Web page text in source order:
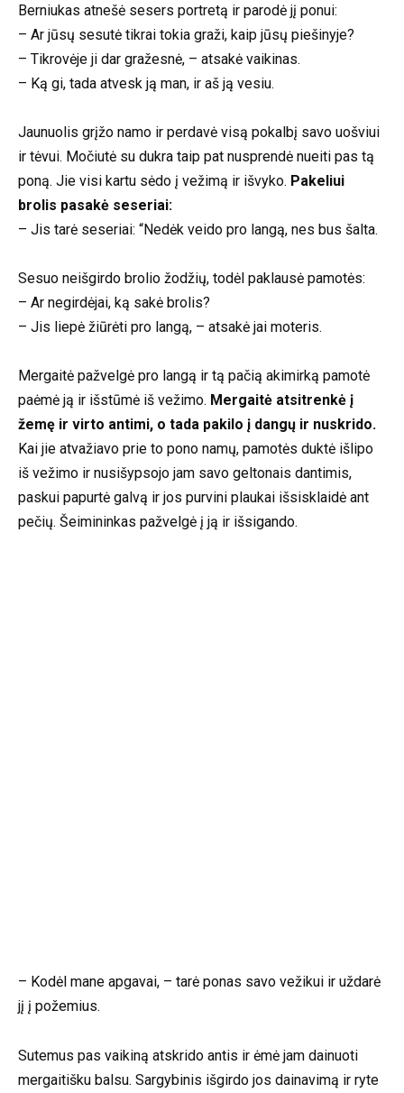
Berniukas atnešė sesers portretą ir parodė jį ponui:
– Ar jūsų sesutė tikrai tokia graži, kaip jūsų piešinyje?
– Tikrovėje ji dar gražesnė, – atsakė vaikinas.
– Ką gi, tada atvesk ją man, ir aš ją vesiu.
Jaunuolis grįžo namo ir perdavė visą pokalbį savo uošviui
ir tėvui. Močiutė su dukra taip pat nusprendė nueiti pas tą
poną. Jie visi kartu sėdo į vežimą ir išvyko. Pakeliui
brolis pasakė seseriai:
– Jis tarė seseriai: “Nedėk veido pro langą, nes bus šalta.
Sesuo neišgirdo brolio žodžių, todėl paklausė pamotės:
– Ar negirdėjai, ką sakė brolis?
– Jis liepė žiūrėti pro langą, – atsakė jai moteris.
Mergaitė pažvelgė pro langą ir tą pačią akimirką pamotė
paėmė ją ir išstūmė iš vežimo. Mergaitė atsitrenkė į
žemę ir virto antimi, o tada pakilo į dangų ir nuskrido.
Kai jie atvažiavo prie to pono namų, pamotės duktė išlipo
iš vežimo ir nusišypsojo jam savo geltonais dantimis,
paskui papurtė galvą ir jos purvini plaukai išsisklaidė ant
pečių. Šeimininkas pažvelgė į ją ir išsigando.
– Kodėl mane apgavai, – tarė ponas savo vežikui ir uždarė
jį į požemius.
Sutemus pas vaikiną atskrido antis ir ėmė jam dainuoti
mergaitišku balsu. Sargybinis išgirdo jos dainavimą ir ryte